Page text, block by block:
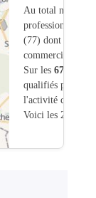
Au total nous
professionnels
(77) dont
commerciale
Sur les 67
qualifiés pour
l'activité
Voici les 20